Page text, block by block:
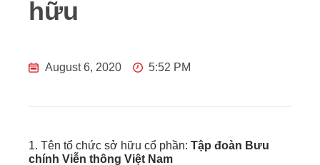
hữu
August 6, 2020 5:52 PM
1. Tên tổ chức sở hữu cổ phần: Tập đoàn Bưu
chính Viễn thông Việt Nam